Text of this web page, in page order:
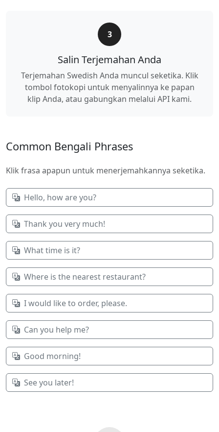
3
Salin Terjemahan Anda
Terjemahan Swedish Anda muncul seketika. Klik
tombol fotokopi untuk menyalinnya ke papan
klip Anda, atau gabungkan melalui API kami.
Common Bengali Phrases
Klik frasa apapun untuk menerjemahkannya seketika.
Hello, how are you?
Thank you very much!
What time is it?
Where is the nearest restaurant?
I would like to order, please.
Can you help me?
Good morning!
See you later!